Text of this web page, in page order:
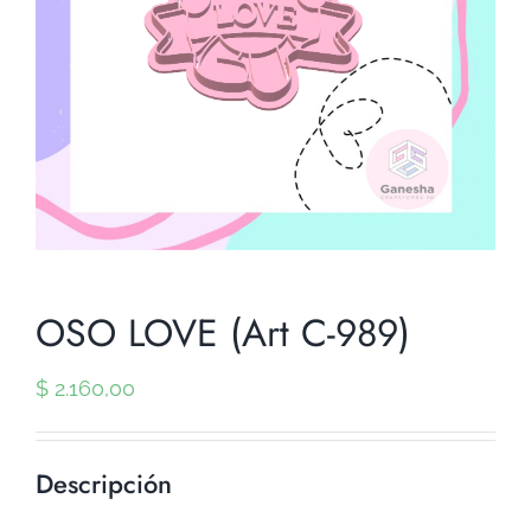
OSO LOVE (Art C-989)
$ 2.160,00
Descripción